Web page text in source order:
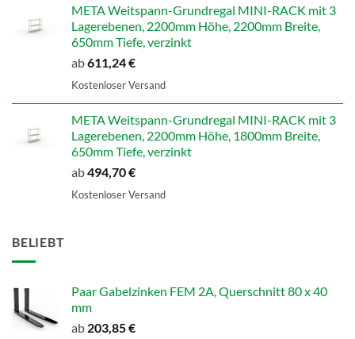
META Weitspann-Grundregal MINI-RACK mit 3
Lagerebenen, 2200mm Höhe, 2200mm Breite,
650mm Tiefe, verzinkt
ab611,24€
Kostenloser Versand
META Weitspann-Grundregal MINI-RACK mit 3
Lagerebenen, 2200mm Höhe, 1800mm Breite,
650mm Tiefe, verzinkt
ab494,70€
Kostenloser Versand
BELIEBT
Paar Gabelzinken FEM 2A, Querschnitt 80 x 40
mm
ab 203,85€